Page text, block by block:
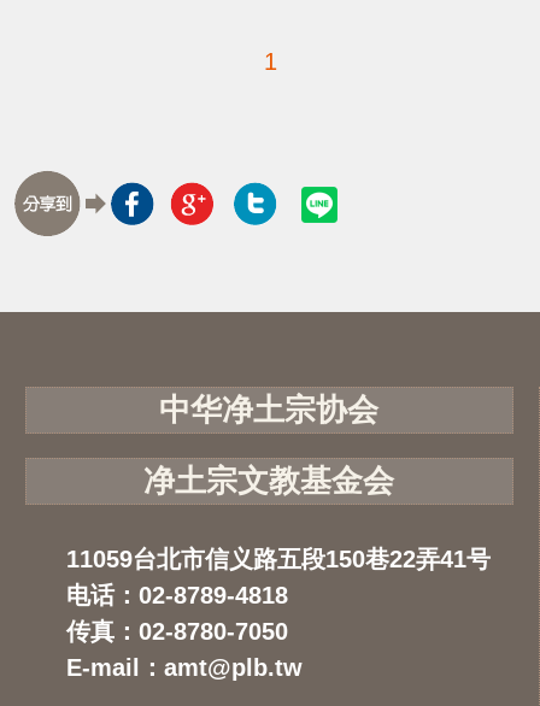
1
中华净土宗协会
净土宗文教基金会
11059台北市信义路五段150巷22弄41号
电话：02-8789-4818
传真：02-8780-7050
E-mail：amt@plb.tw